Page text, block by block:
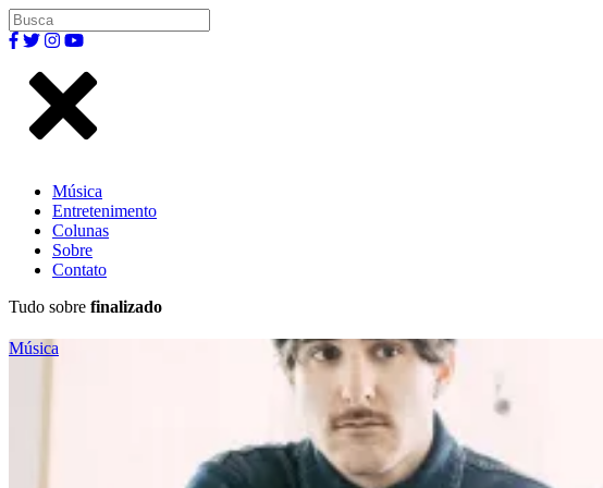
Música
Entretenimento
Colunas
Sobre
Contato
Tudo sobre finalizado
Música